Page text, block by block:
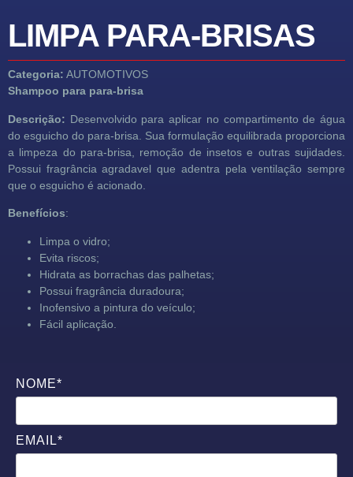
LIMPA PARA-BRISAS
Categoria: AUTOMOTIVOS
Shampoo para para-brisa
Descrição: Desenvolvido para aplicar no compartimento de água
do esguicho do para-brisa. Sua formulação equilibrada proporciona
a limpeza do para-brisa, remoção de insetos e outras sujidades.
Possui fragrância agradavel que adentra pela ventilação sempre
que o esguicho é acionado.
Benefícios:
Limpa o vidro;
Evita riscos;
Hidrata as borrachas das palhetas;
Possui fragrância duradoura;
Inofensivo a pintura do veículo;
Fácil aplicação.
NOME*
EMAIL*